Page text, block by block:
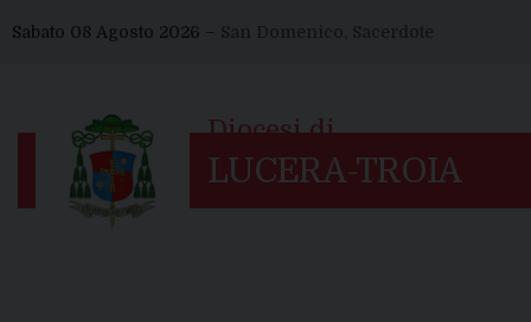
toSabato 08 Agosto 2026 – San Domenico, Sacerdote